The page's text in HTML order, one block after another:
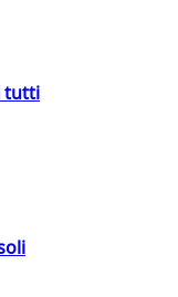
tutti